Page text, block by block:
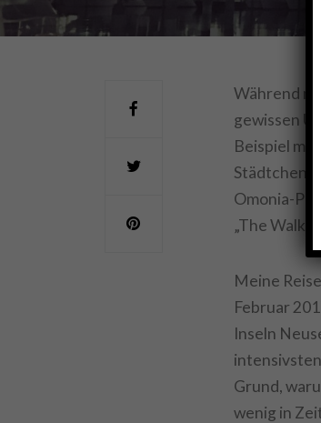
Während
gewissen
Beispiel
Städtchens
Omonia-
„The
Meine
Februar
Inseln
Grund,
wenig in